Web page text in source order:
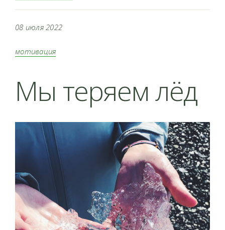
08 июля 2022
мотивация
Мы теряем лёд